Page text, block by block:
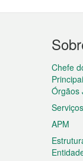
Menu
do
Chefe
Órgãos
APM